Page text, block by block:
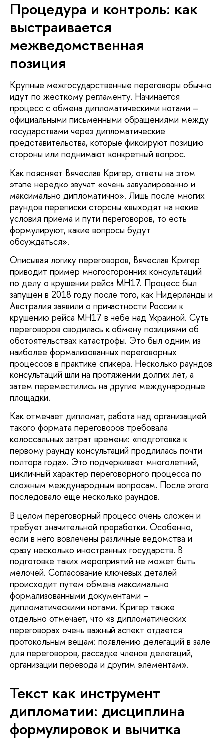
Процедура и контроль: как
выстраивается
межведомственная
позиция
Крупные межгосударственные переговоры обычно
идут по жесткому регламенту. Начинается
процесс с обмена дипломатическими нотами –
официальными письменными обращениями между
государствами через дипломатические
представительства, которые фиксируют позицию
стороны или поднимают конкретный вопрос.
Как поясняет Вячеслав Кригер, ответы на этом
этапе нередко звучат «очень завуалированно и
максимально дипломатично». Лишь после многих
раундов переписки стороны «выходят на некие
условия приема и пути переговоров, то есть
формулируют, какие вопросы будут
обсуждаться».
Описывая логику переговоров, Вячеслав Кригер
приводит пример многосторонних консультаций
по делу о крушении рейса MH17. Процесс был
запущен в 2018 году после того, как Нидерланды и
Австралия заявили о причастности России к
крушению рейса MH17 в небе над Украиной. Суть
переговоров сводилась к обмену позициями об
обстоятельствах катастрофы. Это был одним из
наиболее формализованных переговорных
процессов в практике спикера. Несколько раундов
консультаций шли на протяжении долгих лет, а
затем переместились на другие международные
площадки.
Как отмечает дипломат, работа над организацией
такого формата переговоров требовала
колоссальных затрат времени: «подготовка к
первому раунду консультаций продлилась почти
полтора года». Это подчеркивает многолетний,
цикличный характер переговорного процесса по
сложным международным вопросам. После этого
последовало еще несколько раундов.
В целом переговорный процесс очень сложен и
требует значительной проработки. Особенно,
если в него вовлечены различные ведомства и
сразу несколько иностранных государств. В
подготовке таких мероприятий не может быть
мелочей. Согласование ключевых деталей
происходит путем обмена максимально
формализованными документами –
дипломатическими нотами. Кригер также
отдельно отмечает, что «в дипломатических
переговорах очень важный аспект отдается
протокольным вещам: появлению делегаций в зале
для переговоров, рассадке членов делегаций,
организации перевода и другим элементам».
Текст как инструмент
дипломатии: дисциплина
формулировок и вычитка